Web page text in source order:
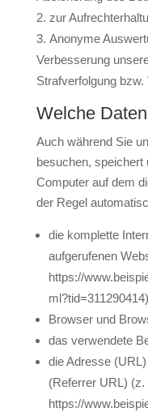
zur
Anonyme
Verbesserung
Strafverfolgung
Welche
Auch während Sie
besuchen, speichert
Computer auf dem
der Regel
die komplette
aufgerufenen
https://
ml?tid=311290414)
Browser und
das verwendete
die Adresse
(Referrer URL) (z.
https://